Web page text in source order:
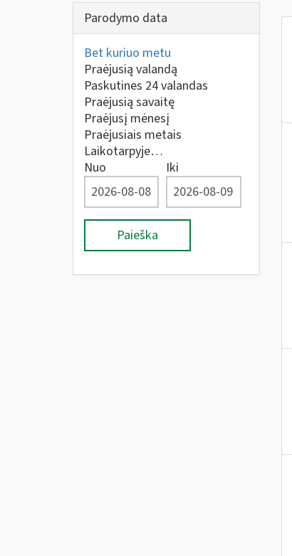
Parodymo data
Bet kuriuo metu
Praėjusią valandą
Paskutines 24 valandas
Praėjusią savaitę
Praėjusį mėnesį
Praėjusiais metais
Laikotarpyje…
Nuo
Iki
Paieška